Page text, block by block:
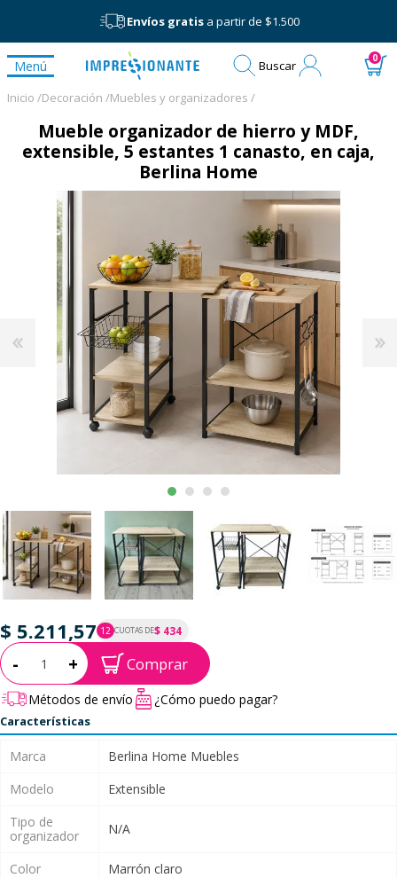
Envíos gratisa partir de $1.500
Menú Buscar 0
Inicio /Decoración /Muebles y organizadores /
Mueble organizador de hierro y MDF,
extensible, 5 estantes 1 canasto, en caja,
Berlina Home
$ 5.211,57 12 CUOTAS DE$ 434
P.T.F. $ 5.212
Cantidad:
- + Comprar
Métodos de envío ¿Cómo puedo pagar?
Características
Marca
Berlina Home Muebles
Modelo
Extensible
Tipo de
organizador
N/A
Color
Marrón claro